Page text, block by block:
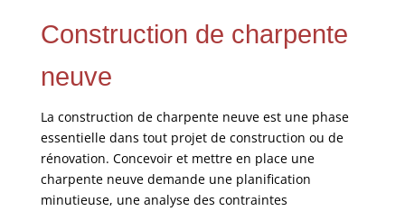
Construction de charpente
neuve
La construction de charpente neuve est une phase
essentielle dans tout projet de construction ou de
rénovation. Concevoir et mettre en place une
charpente neuve demande une planification
minutieuse, une analyse des contraintes